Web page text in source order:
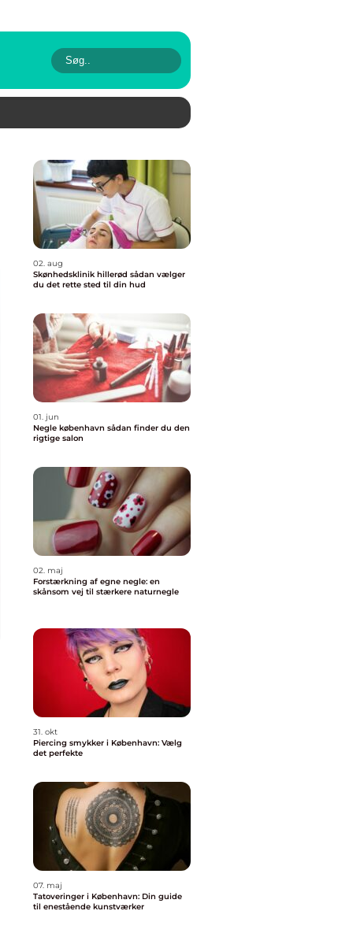
02. aug
Skønhedsklinik hillerød sådan vælger
du det rette sted til din hud
01. jun
Negle københavn sådan finder du den
rigtige salon
02. maj
Forstærkning af egne negle: en
skånsom vej til stærkere naturnegle
31. okt
Piercing smykker i København: Vælg
det perfekte
07. maj
Tatoveringer i København: Din guide
til enestående kunstværker